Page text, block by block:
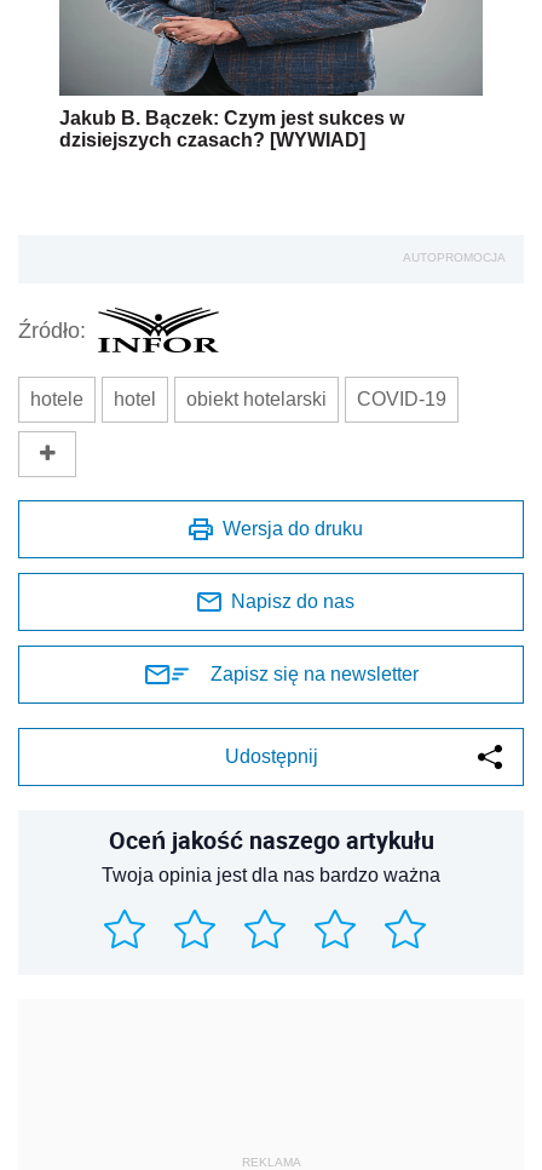
Jakub B. Bączek: Czym jest sukces w
dzisiejszych czasach? [WYWIAD]
AUTOPROMOCJA
Źródło:
hotele hotel obiekt hotelarski COVID-19
Wersja do druku
Napisz do nas
Zapisz się na newsletter
Udostępnij
Oceń jakość naszego artykułu
Twoja opinia jest dla nas bardzo ważna
REKLAMA